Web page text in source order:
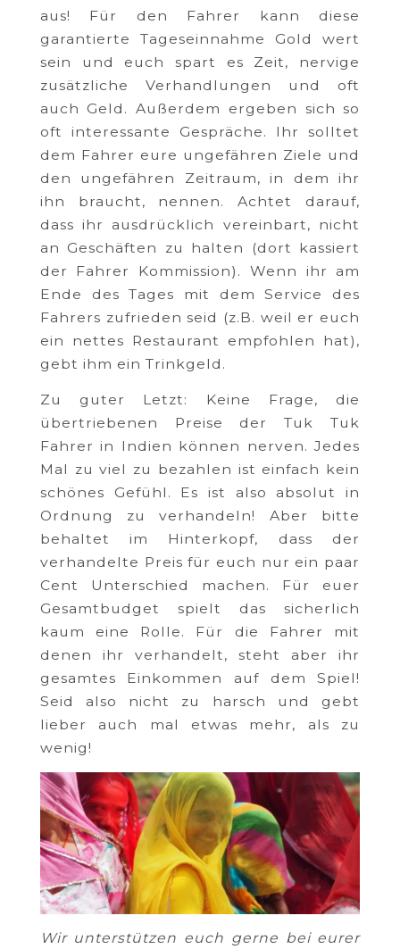
aus! Für den Fahrer kann diese
garantierte Tageseinnahme Gold wert
sein und euch spart es Zeit, nervige
zusätzliche Verhandlungen und oft
auch Geld. Außerdem ergeben sich so
oft interessante Gespräche. Ihr solltet
dem Fahrer eure ungefähren Ziele und
den ungefähren Zeitraum, in dem ihr
ihn braucht, nennen. Achtet darauf,
dass ihr ausdrücklich vereinbart, nicht
an Geschäften zu halten (dort kassiert
der Fahrer Kommission). Wenn ihr am
Ende des Tages mit dem Service des
Fahrers zufrieden seid (z.B. weil er euch
ein nettes Restaurant empfohlen hat),
gebt ihm ein Trinkgeld.
Zu guter Letzt: Keine Frage, die
übertriebenen Preise der Tuk Tuk
Fahrer in Indien können nerven. Jedes
Mal zu viel zu bezahlen ist einfach kein
schönes Gefühl. Es ist also absolut in
Ordnung zu verhandeln! Aber bitte
behaltet im Hinterkopf, dass der
verhandelte Preis für euch nur ein paar
Cent Unterschied machen. Für euer
Gesamtbudget spielt das sicherlich
kaum eine Rolle. Für die Fahrer mit
denen ihr verhandelt, steht aber ihr
gesamtes Einkommen auf dem Spiel!
Seid also nicht zu harsch und gebt
lieber auch mal etwas mehr, als zu
wenig!
Wir unterstützen euch gerne bei eurer